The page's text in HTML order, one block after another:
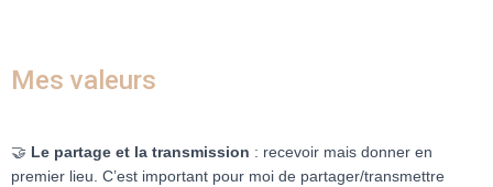
Mes valeurs
🤝 Le partage et la transmission : recevoir mais donner en
premier lieu. C’est important pour moi de partager/transmettre